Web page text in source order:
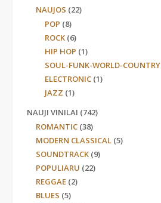
NAUJOS (22)
POP (8)
ROCK (6)
HIP HOP (1)
SOUL-FUNK-WORLD-COUNTRY
ELECTRONIC (1)
JAZZ (1)
NAUJI VINILAI (742)
ROMANTIC (38)
MODERN CLASSICAL (5)
SOUNDTRACK (9)
POPULIARU (22)
REGGAE (2)
BLUES (5)